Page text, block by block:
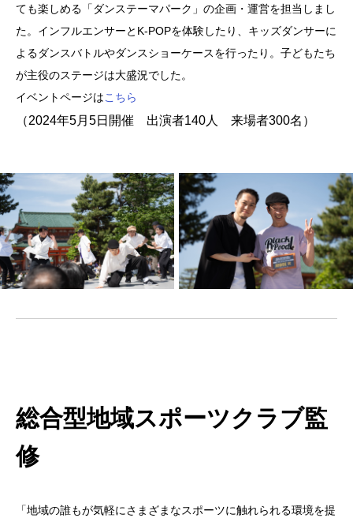
ても楽しめる「ダンステーマパーク」の企画・運営を担当しまし
た。インフルエンサーと K-POPを体験したり、キッズダンサーに
よるダンスバトルやダンスショーケースを行ったり。子どもたち
が主役のステージは大盛況でした。
イベントページはこちら
（2024年5月 5日開催 出演者140人 来場者300名）
総合型地域スポーツクラブ監
修
「地域の誰もが気軽にさまざまなスポーツに触れられる環境を提